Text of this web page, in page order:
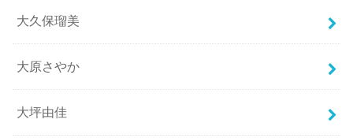
大久保瑠美
大原さやか
大坪由佳